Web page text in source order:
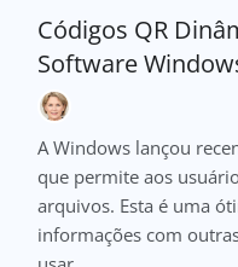
Códigos QR
Software
A Windows lançou
que permite aos
arquivos. Esta é uma
informações com